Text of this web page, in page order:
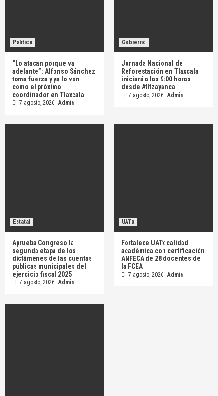
Política
“Lo atacan porque va
adelante”: Alfonso Sánchez
toma fuerza y ya lo ven
como el próximo
coordinador en Tlaxcala
7 agosto, 2026 Admin
Gobierno
Jornada Nacional de
Reforestación en Tlaxcala
iniciará a las 9:00 horas
desde Atltzayanca
7 agosto, 2026 Admin
Estatal
Aprueba Congreso la
segunda etapa de los
dictámenes de las cuentas
públicas municipales del
ejercicio fiscal 2025
7 agosto, 2026 Admin
UATx
Fortalece UATx calidad
académica con certificación
ANFECA de 28 docentes de
la FCEA
7 agosto, 2026 Admin